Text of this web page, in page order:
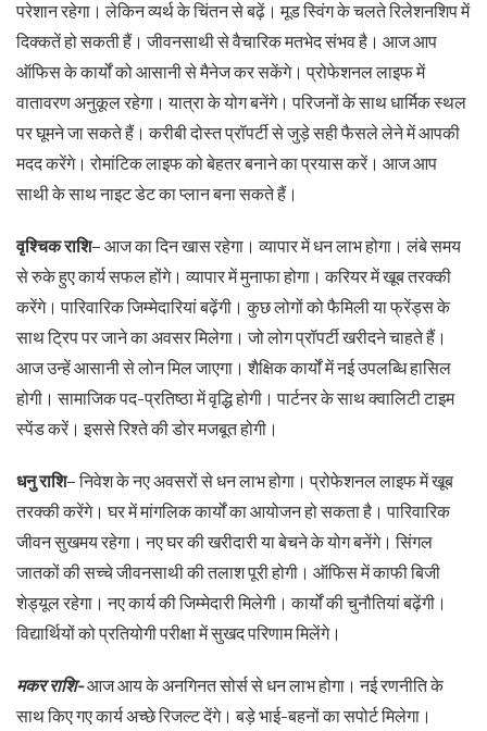
परेशान रहेगा। लेकिन व्यर्थ के चिंतन से बढ़ें। मूड स्विंग के चलते रिलेशनशिप में
दिक्कतें हो सकती हैं। जीवनसाथी से वैचारिक मतभेद संभव है। आज आप
ऑफिस के कार्यों को आसानी से मैनेज कर सकेंगे। प्रोफेशनल लाइफ में
वातावरण अनुकूल रहेगा। यात्रा के योग बनेंगे। परिजनों के साथ धार्मिक स्थल
पर घूमने जा सकते हैं। करीबी दोस्त प्रॉपर्टी से जुड़े सही फैसले लेने में आपकी
मदद करेंगे। रोमांटिक लाइफ को बेहतर बनाने का प्रयास करें। आज आप
साथी के साथ नाइट डेट का प्लान बना सकते हैं।
वृश्चिक राशि– आज का दिन खास रहेगा। व्यापार में धन लाभ होगा। लंबे समय
से रुके हुए कार्य सफल होंगे। व्यापार में मुनाफा होगा। करियर में खूब तरक्की
करेंगे। पारिवारिक जिम्मेदारियां बढ़ेंगी। कुछ लोगों को फैमिली या फ्रेंड्स के
साथ ट्रिप पर जाने का अवसर मिलेगा। जो लोग प्रॉपर्टी खरीदने चाहते हैं।
आज उन्हें आसानी से लोन मिल जाएगा। शैक्षिक कार्यों में नई उपलब्धि हासिल
होगी। सामाजिक पद-प्रतिष्ठा में वृद्धि होगी। पार्टनर के साथ क्वालिटी टाइम
स्पेंड करें। इससे रिश्ते की डोर मजबूत होगी।
धनु राशि– निवेश के नए अवसरों से धन लाभ होगा। प्रोफेशनल लाइफ में खूब
तरक्की करेंगे। घर में मांगलिक कार्यों का आयोजन हो सकता है। पारिवारिक
जीवन सुखमय रहेगा। नए घर की खरीदारी या बेचने के योग बनेंगे। सिंगल
जातकों की सच्चे जीवनसाथी की तलाश पूरी होगी। ऑफिस में काफी बिजी
शेड्यूल रहेगा। नए कार्य की जिम्मेदारी मिलेगी। कार्यों की चुनौतियां बढ़ेंगी।
विद्यार्थियों को प्रतियोगी परीक्षा में सुखद परिणाम मिलेंगे।
मकर राशि-आज आय के अनगिनत सोर्स से धन लाभ होगा। नई रणनीति के
साथ किए गए कार्य अच्छे रिजल्ट देंगे। बड़े भाई-बहनों का सपोर्ट मिलेगा।